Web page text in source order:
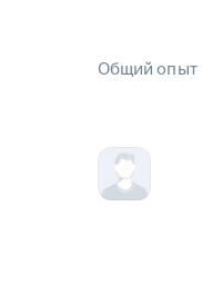
Общий опыт